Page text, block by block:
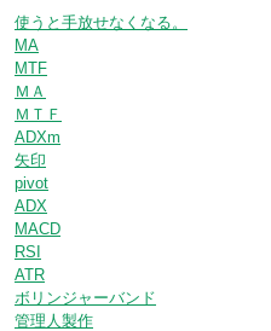
使うと手放せなくなる。
MA
MTF
ＭＡ
ＭＴＦ
ADXm
矢印
pivot
ADX
MACD
RSI
ATR
ボリンジャーバンド
管理人製作